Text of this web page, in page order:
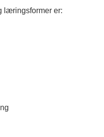
læringsformer er: